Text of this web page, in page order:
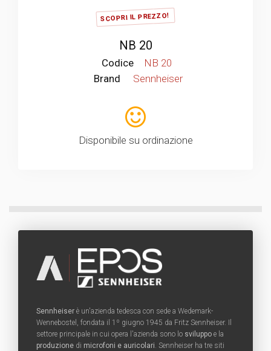
SCOPRI IL PREZZO!
NB 20
Codice
NB 20
Brand
Sennheiser
Disponibile su ordinazione
Sennheiser è un'azienda tedesca con sede a Wedemark-
Wennebostel, fondata il 1º giugno 1945 da Fritz Sennheiser. Il
settore principale in cui opera l'azienda sono lo sviluppo e la
produzione di microfoni e auricolari . Sennheiser ha tre siti